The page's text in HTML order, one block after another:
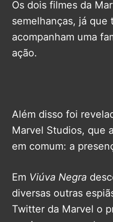
Os dois filmes da
semelhanças, já que
acompanham uma
ação.
Além disso foi
Marvel Studios, que
em comum: a
Em Viúva Negra
diversas outras
Twitter da Marvel o